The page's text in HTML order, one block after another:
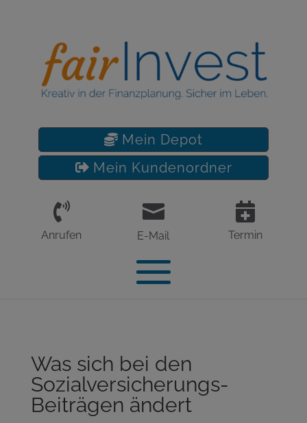
Mein Depot
Mein Kundenordner

Anrufen

E-Mail

Termin
Was sich bei den
Sozialversicherungs-
Beiträgen ändert